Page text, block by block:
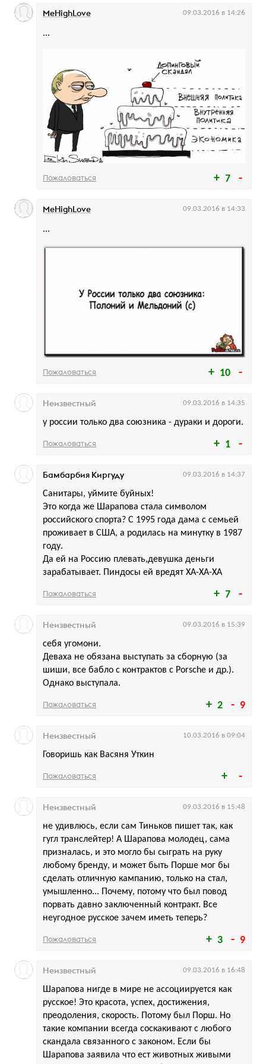
7
...
MeHighLove 09.03.2016 в 14:26
Пожаловаться
10
...
MeHighLove 09.03.2016 в 14:33
Пожаловаться
1
у россии только два союзника - дураки и дороги.
Неизвестный 09.03.2016 в 14:35
Пожаловаться
7
Санитары, уймите буйных!
Это когда же Шарапова стала символом
российского спорта? C 1995 года дама с семьей
проживает в США, а родилась на минутку в 1987
году.
Да ей на Россию плевать,девушка деньги
зарабатывает. Пиндосы ей вредят ХА-ХА-ХА
Бамбарбия Киргуду 09.03.2016 в 14:37
Пожаловаться
2 9
себя угомони.
Деваха не обязана выступать за сборную (за
шиши, все бабло с контрактов с Porsche и др.).
Однако выступала.
Неизвестный 09.03.2016 в 15:39
Пожаловаться
Говоришь как Васяня Уткин
Неизвестный 10.03.2016 в 09:04
Пожаловаться
3 9
не удивлюсь, если сам Тиньков пишет так, как
гугл транслейтер! А Шарапова молодец, сама
призналась, и это могло бы сыграть на руку
любому бренду, и может быть Порше мог бы
сделать отличную кампанию, только на стал,
умышленно... Почему, потому что был повод
порвать давно заключенный контракт. Все
неугодное русское зачем иметь теперь?
Неизвестный 09.03.2016 в 15:48
Пожаловаться
Шарапова нигде в мире не ассоциируется как
русское! Это красота, успех, достижения,
преодоления, скорость. Потому был Порш. Но
такие компании всегда соскакивают с любого
скандала связанного с законом. Если бы
Шарапова заявила что ест животных живыми
Неизвестный 09.03.2016 в 16:48